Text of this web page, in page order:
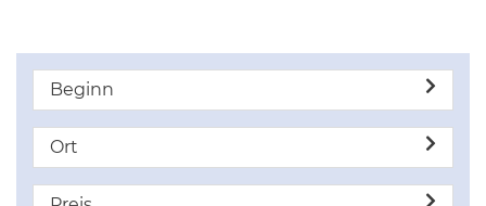
Beginn
Ort